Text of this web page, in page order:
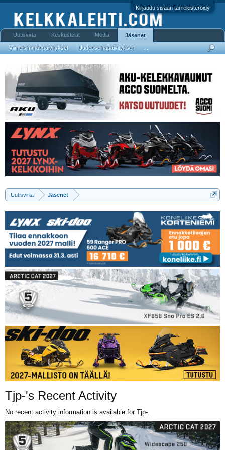
Kirjaudu sisään tai rekisteröidy
Uutisvirta Jäsenet
Tjp-'s Recent Activity
No recent activity information is available for Tjp-.
Uutisvirta Keskustelut Media Jäsenet
Viimeisimmät päivitykset Uudet seinäpäivitykset